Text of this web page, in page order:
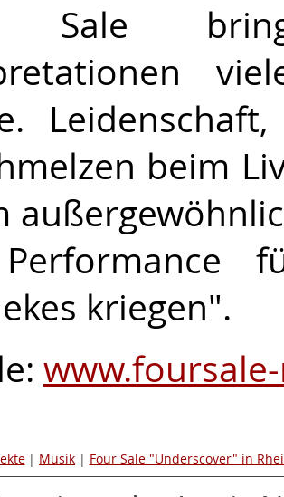
Sale
beim
kriegen".
| Musik | Four Sale "Underscover" in